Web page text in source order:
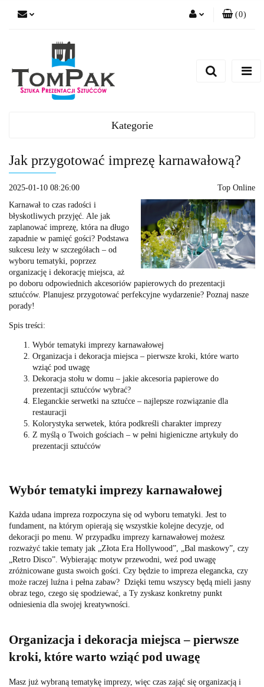
(0)
Kategorie
Jak przygotować imprezę karnawałową?
2025-01-10 08:26:00
Top Online
Karnawał to czas radości i
błyskotliwych przyjęć. Ale jak
zaplanować imprezę, która na długo
zapadnie w pamięć gości? Podstawa
sukcesu leży w szczegółach – od
wyboru tematyki, poprzez
organizację i dekorację miejsca, aż
po doboru odpowiednich akcesoriów papierowych do prezentacji
sztućców. Planujesz przygotować perfekcyjne wydarzenie? Poznaj nasze
porady!
Spis treści:
Wybór tematyki imprezy karnawałowej
Organizacja i dekoracja miejsca – pierwsze kroki, które warto
wziąć pod uwagę
Dekoracja stołu w domu – jakie akcesoria papierowe do
prezentacji sztućców wybrać?
Eleganckie serwetki na sztućce – najlepsze rozwiązanie dla
restauracji
Kolorystyka serwetek, która podkreśli charakter imprezy
Z myślą o Twoich gościach – w pełni higieniczne artykuły do
prezentacji sztućców
Wybór tematyki imprezy karnawałowej
Każda udana impreza rozpoczyna się od wyboru tematyki. Jest to
fundament, na którym opierają się wszystkie kolejne decyzje, od
dekoracji po menu. W przypadku imprezy karnawałowej możesz
rozważyć takie tematy jak „Złota Era Hollywood”, „Bal maskowy”, czy
„Retro Disco”. Wybierając motyw przewodni, weź pod uwagę
zróżnicowane gusta swoich gości. Czy będzie to impreza elegancka, czy
może raczej luźna i pełna zabaw? Dzięki temu wszyscy będą mieli jasny
obraz tego, czego się spodziewać, a Ty zyskasz konkretny punkt
odniesienia dla swojej kreatywności.
Organizacja i dekoracja miejsca – pierwsze
kroki, które warto wziąć pod uwagę
Masz już wybraną tematykę imprezy, więc czas zająć się organizacją i